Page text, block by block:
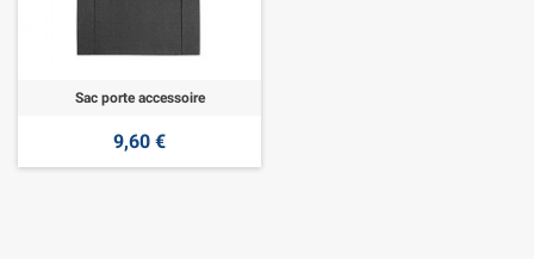
Sac porte accessoire
9,60 €